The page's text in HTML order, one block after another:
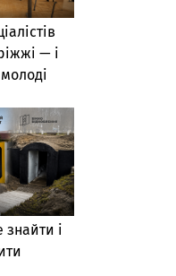
— і
знайти і